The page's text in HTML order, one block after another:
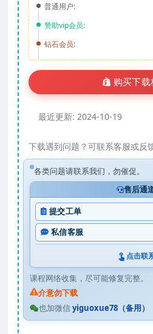
普通用户:
赞助vip会员:
钻石会员:
购买下载
最近更新: 2024-10-19
下载遇到问题？可联系客服或反
各类问题请联系我们，勿催促。
售后通
提交工单
私信客服
点击联
课程网络收集，尽可能修复完整。
介意勿下载
也加微信yiguoxue78（备用）